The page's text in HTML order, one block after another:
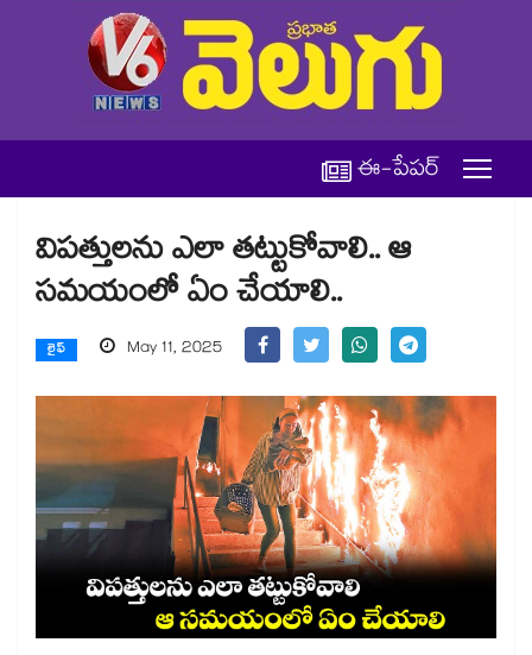
ఈ-పేపర్
విపత్తులను ఎలా తట్టుకోవాలి.. ఆ
సమయంలో ఏం చేయాలి..
లైఫ్ May 11, 2025